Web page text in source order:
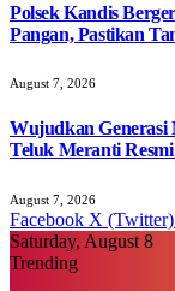
Polsek Kandis
Pangan, Pastikan
August 7, 2026
Wujudkan Generasi
Teluk Meranti
August 7, 2026
Facebook X (Twitter)
Saturday, August 8
Trending